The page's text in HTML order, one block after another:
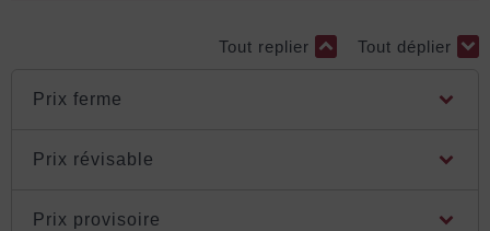
Tout replier Tout déplier
Prix ferme
Prix révisable
Prix provisoire